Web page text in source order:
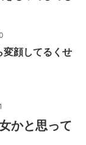
変顔してるくせ
かと思って